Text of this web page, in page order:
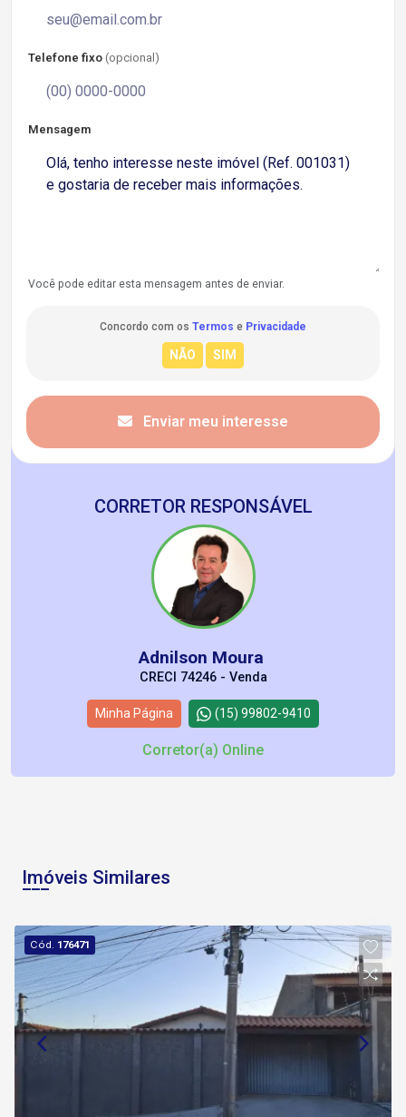
Telefone fixo (opcional)
Mensagem
Você pode editar esta mensagem antes de enviar.
Concordo com os Termos e Privacidade
Enviar meu interesse
CORRETOR RESPONSÁVEL
Adnilson Moura
CRECI 74246 - Venda
Minha Página (15) 99802-9410
Corretor(a) Online
Imóveis Similares
Cód. 176471